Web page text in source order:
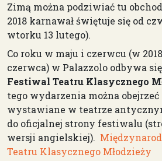
Zimą można podziwiać tu
2018 karnawał świętuje się od
wtorku 13 lutego).
Co roku w maju i czerwcu (w
czerwca) w Palazzolo odbywa się
Festiwal Teatru Klasycznego
tego wydarzenia można
wystawiane w teatrze
do oficjalnej strony festiwalu
wersji angielskiej).
Teatru Klasycznego Młodzieży